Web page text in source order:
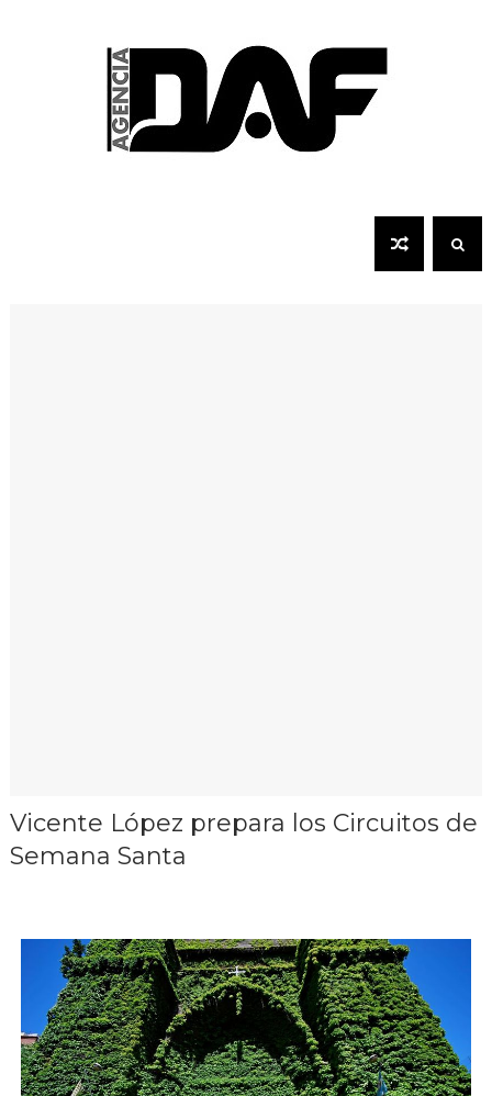
Vicente López prepara los Circuitos de
Semana Santa